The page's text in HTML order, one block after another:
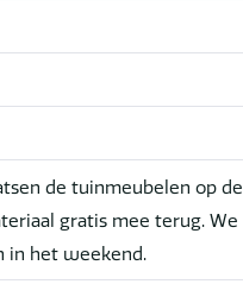
de tuinmeubelen op de
gratis mee terug. We
in het weekend.